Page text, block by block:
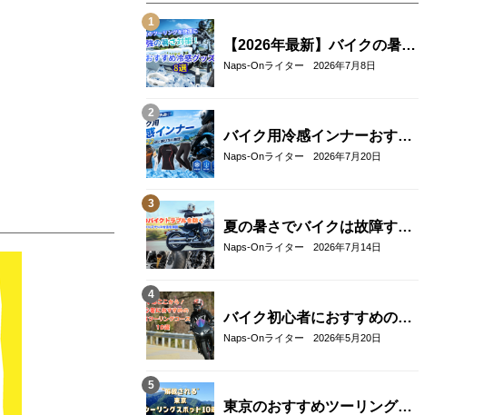
【2026年最新】バイクの暑さ
対策・冷感グッズおすすめ8
Naps-Onライター 2026年7月8日
バイク用冷感インナーおすす
め22選！夏のツーリングを快
Naps-Onライター 2026年7月20日
夏の暑さでバイクは故障す
る？起こりやすいトラブルと
Naps-Onライター 2026年7月14日
バイク初心者におすすめの関
東近郊ツーリングコース10選
Naps-Onライター 2026年5月20日
東京のおすすめツーリングス